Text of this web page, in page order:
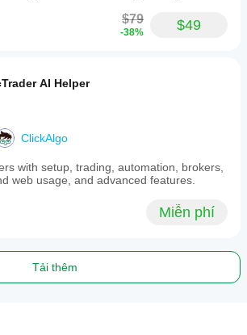
$79
-38% $49
AI Helper
ClickAlgo
with setup, trading, automation, brokers,
web usage, and advanced features.
Miễn phí
Tải thêm